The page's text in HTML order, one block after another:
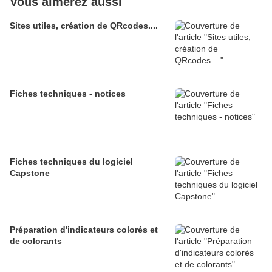
Sites utiles, création de QRcodes....
Fiches techniques - notices
Fiches techniques du logiciel
Capstone
Préparation d'indicateurs colorés et
de colorants